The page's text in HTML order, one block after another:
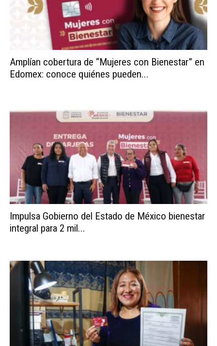
Amplían cobertura de “Mujeres con Bienestar” en
Edomex: conoce quiénes pueden...
Impulsa Gobierno del Estado de México bienestar
integral para 2 mil...